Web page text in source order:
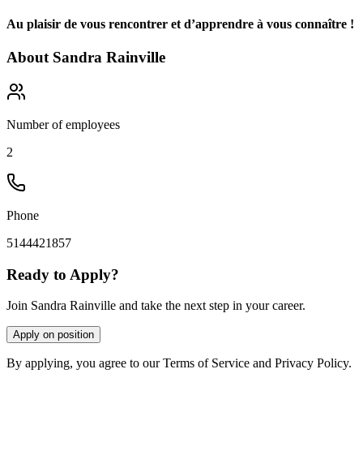
Au plaisir de vous rencontrer et d’apprendre à vous connaître !
About Sandra Rainville
Number of employees
2
Phone
5144421857
Ready to Apply?
Join Sandra Rainville and take the next step in your career.
Apply on position
By applying, you agree to our Terms of Service and Privacy Policy.